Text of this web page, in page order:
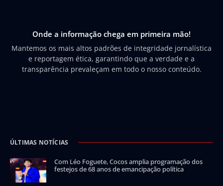
Onde a informação chega em primeira mão!
Mantemos os mais altos padrões de integridade jornalística
e reportagem ética, garantindo que a verdade e a
transparência prevaleçam em todo o nosso conteúdo.
ÚLTIMAS NOTÍCIAS
Com Léo Foguete, Cocos amplia programação dos
festejos de 68 anos de emancipação política